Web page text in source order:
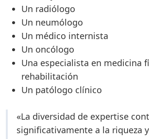
Un radiólogo
Un neumólogo
Un médico internista
Un oncólogo
Una especialista en medicina
rehabilitación
Un patólogo clínico
«La diversidad de expertise
significativamente a la riqueza